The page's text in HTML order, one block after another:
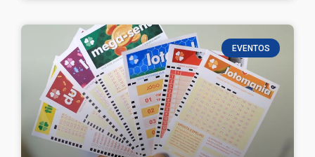
EVENTOS